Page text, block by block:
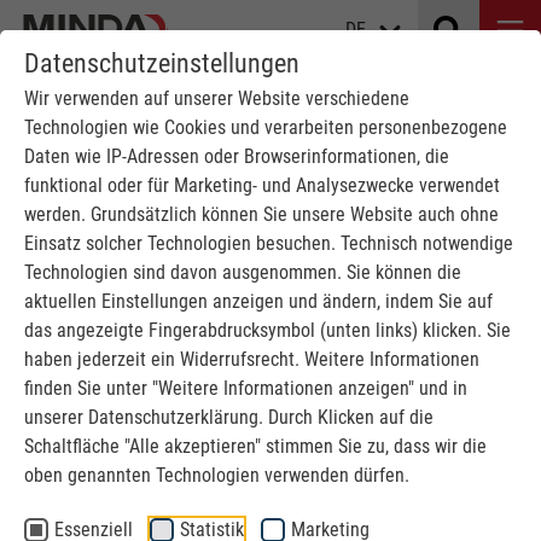
Datenschutzeinstellungen
Wir verwenden auf unserer Website verschiedene
Technologien wie Cookies und verarbeiten personenbezogene
Daten wie IP-Adressen oder Browserinformationen, die
funktional oder für Marketing- und Analysezwecke verwendet
werden. Grundsätzlich können Sie unsere Website auch ohne
Einsatz solcher Technologien besuchen. Technisch notwendige
Technologien sind davon ausgenommen. Sie können die
aktuellen Einstellungen anzeigen und ändern, indem Sie auf
das angezeigte Fingerabdrucksymbol (unten links) klicken. Sie
haben jederzeit ein Widerrufsrecht. Weitere Informationen
finden Sie unter "Weitere Informationen anzeigen" und in
unserer Datenschutzerklärung. Durch Klicken auf die
Schaltfläche "Alle akzeptieren" stimmen Sie zu, dass wir die
oben genannten Technologien verwenden dürfen.
Essenziell Statistik Marketing
DE
MASSGESCHNEIDERTE F
ÖRDERTECHNIK FÜR DIE F
AHRZEUG D
ICHTIGKEITSPRÜFUNG / W
ASCHTECHNIK
Dichtigkeitsprüfung
Fahrzeug Dichtigkeitsprüfung
Fahrzeug Dichtigkeitsprüfungen werden eingesetzt um